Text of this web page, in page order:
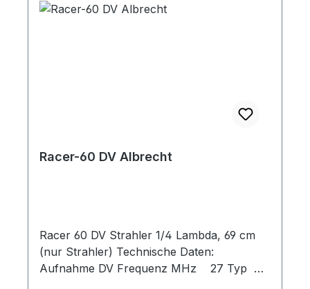
Racer-60 DV Albrecht
Racer 60 DV Strahler 1/4 Lambda, 69 cm
(nur Strahler) Technische Daten:
Aufnahme DV Frequenz MHz 27 Typ